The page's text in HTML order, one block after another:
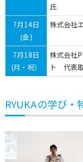
氏
7月14日
(金)
株式会社
7月18日
(月・祝）
株式会社
ト 代表
RYUKAの学び